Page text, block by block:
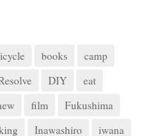
books
camp
DIY
eat
film
Fukushima
Inawashiro iwana